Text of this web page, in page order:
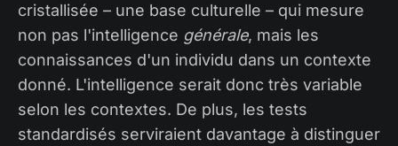
cristallisée – une base culturelle – qui mesure
non pas l'intelligence générale, mais les
connaissances d'un individu dans un contexte
donné. L'intelligence serait donc très variable
selon les contextes. De plus, les tests
standardisés serviraient davantage à distinguer